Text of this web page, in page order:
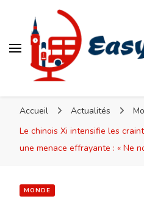
Accueil Actualités
Le chinois Xi intensifie les
une menace effrayante : « Ne
MONDE